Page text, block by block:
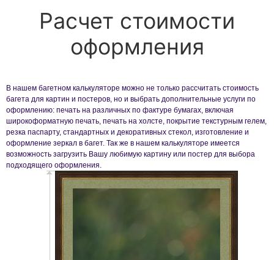
Расчет стоимости
оформления
В нашем багетном калькуляторе можно не только рассчитать стоимость
багета для картин и постеров, но и выбрать дополнительные услуги по
оформлению: печать на различных по фактуре бумагах, включая
широкоформатную печать, печать на холсте, покрытие текстурным гелем,
резка паспарту, стандартных и декоративных стекол, изготовление и
оформление зеркал в багет. Так же в нашем калькуляторе имеется
возможность загрузить Вашу любимую картину или постер для выбора
подходящего оформления.